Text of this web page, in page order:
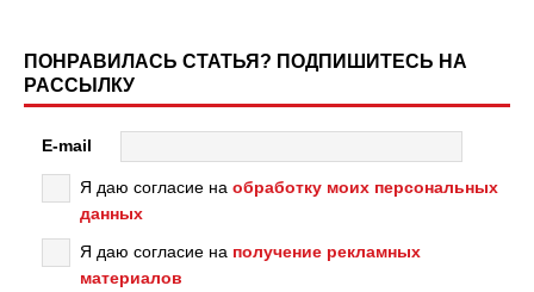
ПОНРАВИЛАСЬ СТАТЬЯ? ПОДПИШИТЕСЬ НА
РАССЫЛКУ
E-mail
Я даю согласие на обработку моих персональных
данных
Я даю согласие на получение рекламных
материалов